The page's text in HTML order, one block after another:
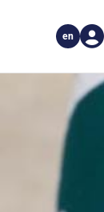
en